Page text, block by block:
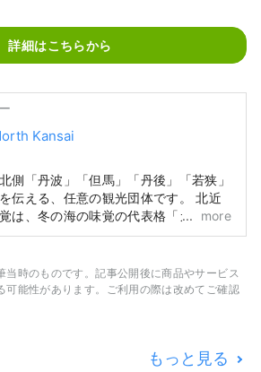
詳細はこちらから
Kansai
側「丹波」「但馬」「丹後」「若狭」
伝える、任意の観光団体です。 北近
は、冬の海の味覚の代表格「カニ」だ
らず「カキ」「ブリ」「フグ」、夏の
「丹波栗」「丹波黒豆」や夏のフルー
メロン」と、年中グルメが楽しめるエ
more
当時のものです。記事公開後に商品やサービス
可能性があります。ご利用の際は改めてご確認
もっと見る